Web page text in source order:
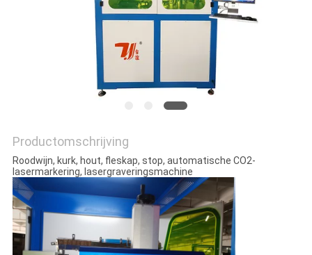
Productomschrijving
Roodwijn, kurk, hout, fleskap, stop, automatische CO2-
lasermarkering, lasergraveringsmachine